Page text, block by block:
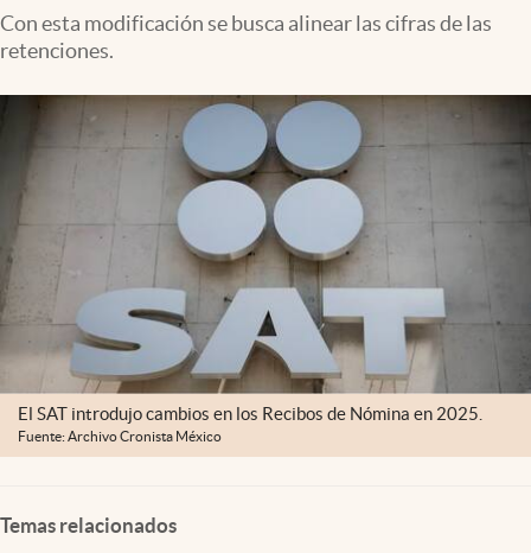
Tv
México
Con esta modificación se busca alinear las cifras de las
retenciones.
El SAT introdujo cambios en los Recibos de Nómina en 2025.
Fuente: Archivo Cronista México
Temas relacionados